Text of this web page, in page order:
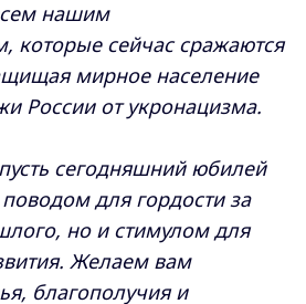
нашим
которые сейчас сражаются
мирное население
России от укронацизма.
сегодняшний юбилей
поводом для гордости за
но и стимулом для
Желаем вам
благополучия и